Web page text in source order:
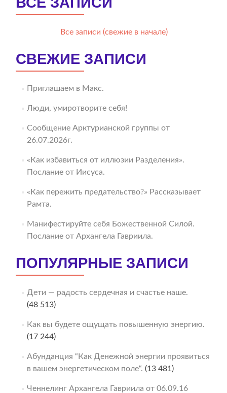
Все записи (свежие в начале)
СВЕЖИЕ ЗАПИСИ
Приглашаем в Макс.
Люди, умиротворите себя!
Сообщение Арктурианской группы от
26.07.2026г.
«Как избавиться от иллюзии Разделения».
Послание от Иисуса.
«Как пережить предательство?» Рассказывает
Рамта.
Манифестируйте себя Божественной Силой.
Послание от Архангела Гавриила.
ПОПУЛЯРНЫЕ ЗАПИСИ
Дети — радость сердечная и счастье наше.
(48 513)
Как вы будете ощущать повышенную энергию.
(17 244)
Абунданция “Как Денежной энергии проявиться
в вашем энергетическом поле“. (13 481)
Ченнелинг Архангела Гавриила от 06.09.16